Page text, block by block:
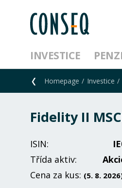
INVESTICE
Homepage Investice
Fidelity II
ISIN:
Třída aktiv:
Cena za kus: (5. 8.